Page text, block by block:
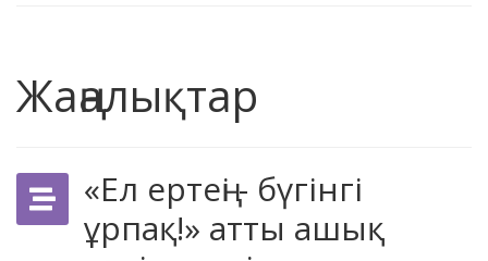
Жаңалықтар
«Ел ертеңі - бүгінгі
ұрпақ!» атты ашық